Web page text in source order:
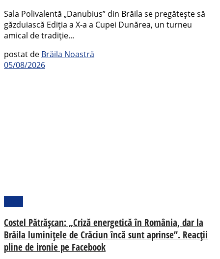
Sala Polivalentă „Danubius” din Brăila se pregătește să
găzduiască Ediția a X-a a Cupei Dunărea, un turneu
amical de tradiție...
postat de Brăila Noastră
05/08/2026
Costel Pătrășcan: „Criză energetică în România, dar la
Brăila luminițele de Crăciun încă sunt aprinse”. Reacții
pline de ironie pe Facebook